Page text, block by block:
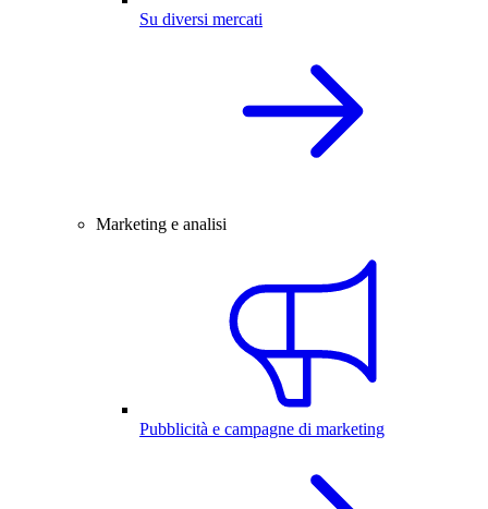
Su diversi mercati
Marketing e analisi
Pubblicità e campagne di marketing